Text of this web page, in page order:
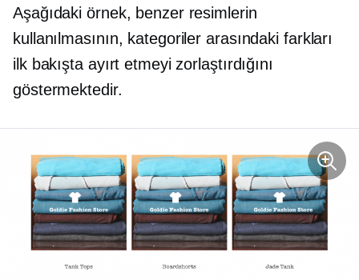
Aşağıdaki örnek, benzer resimlerin
kullanılmasının, kategoriler arasındaki farkları
ilk bakışta ayırt etmeyi zorlaştırdığını
göstermektedir.